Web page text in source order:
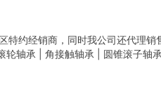
特约经销商，同时我公司还代理
轮轴承 | 角接触轴承 | 圆锥滚子轴